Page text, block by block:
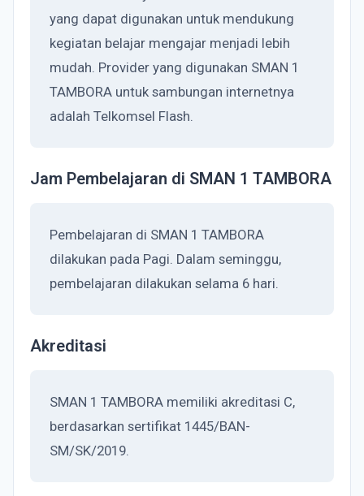
yang dapat digunakan untuk mendukung
kegiatan belajar mengajar menjadi lebih
mudah. Provider yang digunakan SMAN 1
TAMBORA untuk sambungan internetnya
adalah Telkomsel Flash.
Jam Pembelajaran di SMAN 1 TAMBORA
Pembelajaran di SMAN 1 TAMBORA
dilakukan pada Pagi. Dalam seminggu,
pembelajaran dilakukan selama 6 hari.
Akreditasi
SMAN 1 TAMBORA memiliki akreditasi C,
berdasarkan sertifikat 1445/BAN-
SM/SK/2019.